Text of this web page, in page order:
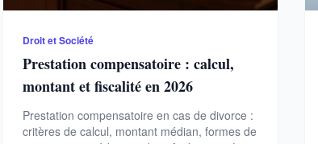
Droit et Société
Prestation compensatoire : calcul,
montant et fiscalité en 2026
Prestation compensatoire en cas de divorce :
critères de calcul, montant médian, formes de